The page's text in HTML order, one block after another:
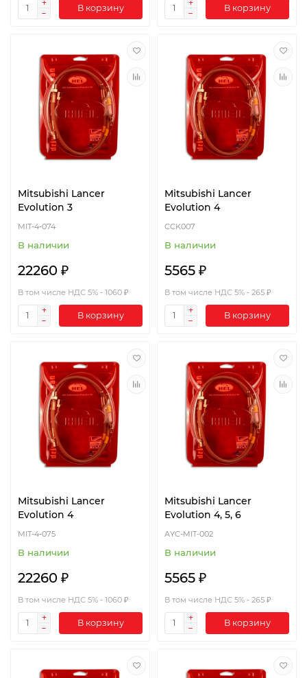
В корзину В корзину
Mitsubishi Lancer
Evolution 3
MIT-4-074
В наличии
22260 ₽
В том числе НДС 5% - 1060 ₽
В корзину
Mitsubishi Lancer
Evolution 4
CCK007
В наличии
5565 ₽
В том числе НДС 5% - 265 ₽
В корзину
Mitsubishi Lancer
Evolution 4
MIT-4-075
В наличии
22260 ₽
В том числе НДС 5% - 1060 ₽
В корзину
Mitsubishi Lancer
Evolution 4, 5, 6
AYC-MIT-002
В наличии
5565 ₽
В том числе НДС 5% - 265 ₽
В корзину